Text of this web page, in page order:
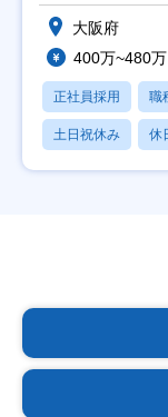
大阪府
400万~480万
正社員採用 職
土日祝休み 休